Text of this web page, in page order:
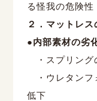
る怪我の危険性
２．マットレ
●内部素材の劣
・スプリング
・ウレタンフ
低下